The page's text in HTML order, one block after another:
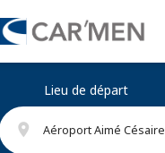
Lieu de départ
place Aéroport Aimé Césaire